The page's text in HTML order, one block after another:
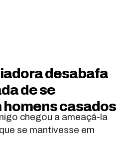
desabafa
de se
casados
chegou a ameaçá-la
se mantivesse em